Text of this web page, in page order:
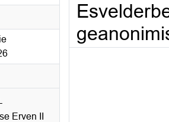
Erven II